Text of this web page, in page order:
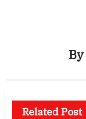
By
Related Post